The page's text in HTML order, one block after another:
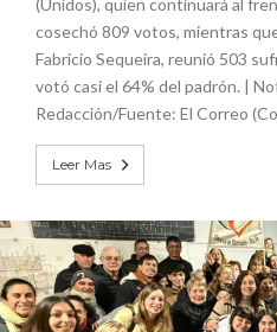
cosechó 809 votos, mientras
Fabricio Sequeira, reunió 503
votó casi el 64% del padrón. |
Redacción/Fuente: El Correo
Leer Mas